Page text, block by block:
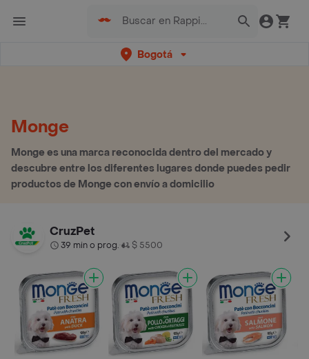
Bogotá
Monge
Monge es una marca reconocida dentro del mercado y
descubre entre los diferentes lugares donde puedes pedir
productos de Monge con envío a domicilio
CruzPet
39 min o prog.• $ 5500